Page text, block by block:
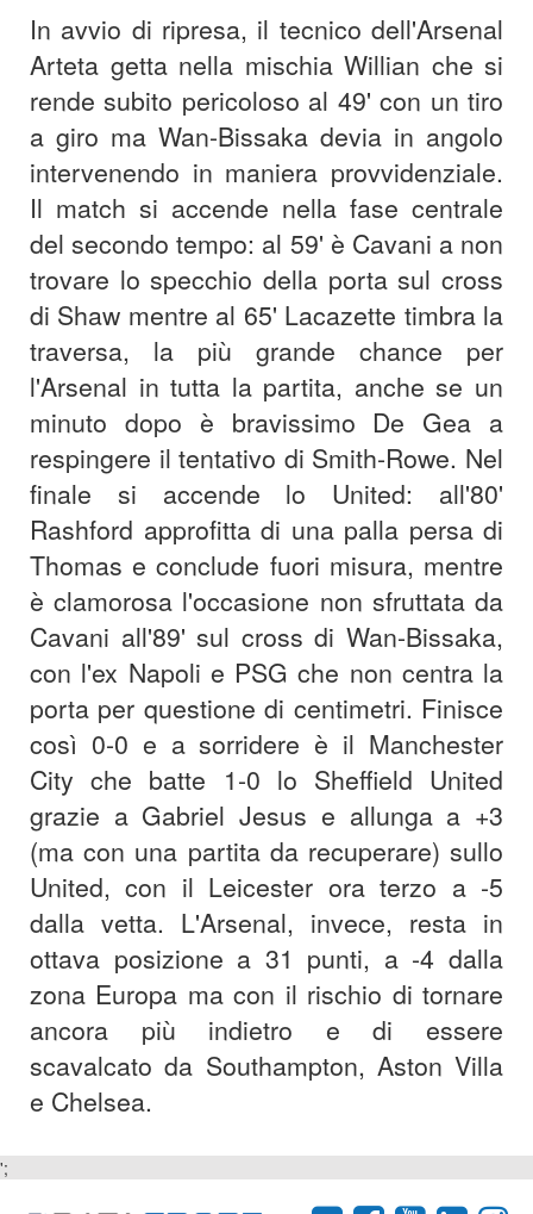
In avvio di ripresa, il tecnico dell'Arsenal
Arteta getta nella mischia Willian che si
rende subito pericoloso al 49' con un tiro
a giro ma Wan-Bissaka devia in angolo
intervenendo in maniera provvidenziale.
Il match si accende nella fase centrale
del secondo tempo: al 59' è Cavani a non
trovare lo specchio della porta sul cross
di Shaw mentre al 65' Lacazette timbra la
traversa, la più grande chance per
l'Arsenal in tutta la partita, anche se un
minuto dopo è bravissimo De Gea a
respingere il tentativo di Smith-Rowe. Nel
finale si accende lo United: all'80'
Rashford approfitta di una palla persa di
Thomas e conclude fuori misura, mentre
è clamorosa l'occasione non sfruttata da
Cavani all'89' sul cross di Wan-Bissaka,
con l'ex Napoli e PSG che non centra la
porta per questione di centimetri. Finisce
così 0-0 e a sorridere è il Manchester
City che batte 1-0 lo Sheffield United
grazie a Gabriel Jesus e allunga a +3
(ma con una partita da recuperare) sullo
United, con il Leicester ora terzo a -5
dalla vetta. L'Arsenal, invece, resta in
ottava posizione a 31 punti, a -4 dalla
zona Europa ma con il rischio di tornare
ancora più indietro e di essere
scavalcato da Southampton, Aston Villa
e Chelsea.
';